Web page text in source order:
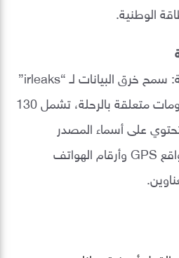
الوطنية.
تفاصيل الرحلة: سمح خرق البيانات لـ “irleaks”
باستخراج معلومات متعلقة بالرحلة، تشمل 130
على أسماء المصدر
والعناوين ومواقع GPS وأرقام الهواتف